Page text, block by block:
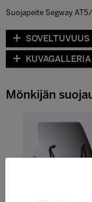
Suojapeite Segway
SOVELTUVUUS
KUVAGALLERIA
Mönkijän